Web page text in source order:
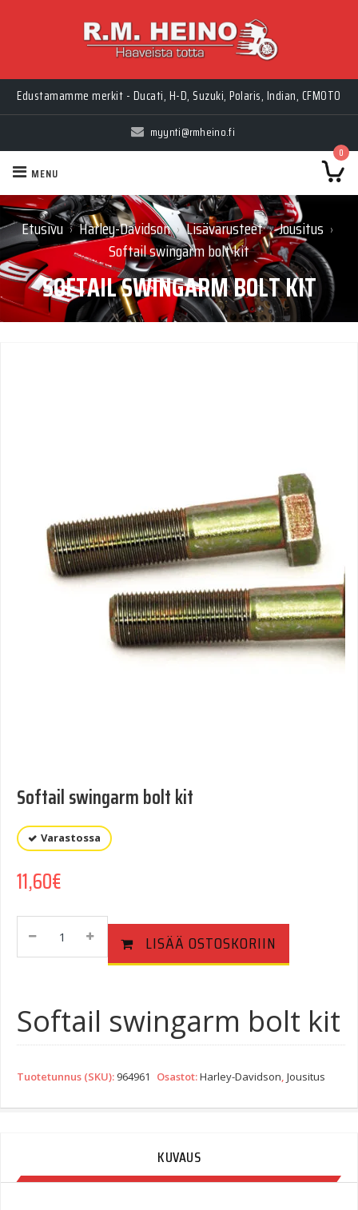
Edustamamme merkit - Ducati, H-D, Suzuki, Polaris, Indian, CFMOTO
myynti@rmheino.fi
0
MENU
Etusivu › Harley-Davidson › Lisävarusteet › Jousitus ›
Softail swingarm bolt kit
SOFTAIL SWINGARM BOLT KIT
Softail swingarm bolt kit
Varastossa
11,60€
Swingarm
LISÄÄ OSTOSKORIIN
Softail swingarm bolt kit
Tuotetunnus (SKU): 964961 Osastot:Harley-Davidson Jousitus
KUVAUS